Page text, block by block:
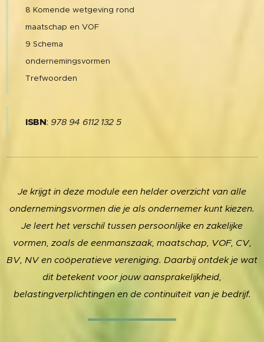
8 Komende wetgeving rond
maatschap en VOF
9 Schema
ondernemingsvormen
Trefwoorden
ISBN: 978 94 6112 132 5
Je krijgt in deze module een helder overzicht van alle
ondernemingsvormen die je als ondernemer kunt kiezen.
Je leert het verschil tussen persoonlijke en zakelijke
vormen, zoals de eenmanszaak, maatschap, VOF, CV,
BV, NV en coöperatieve vereniging. Daarbij ontdek je wat
dit betekent voor jouw aansprakelijkheid,
belastingverplichtingen en de continuïteit van je bedrijf.